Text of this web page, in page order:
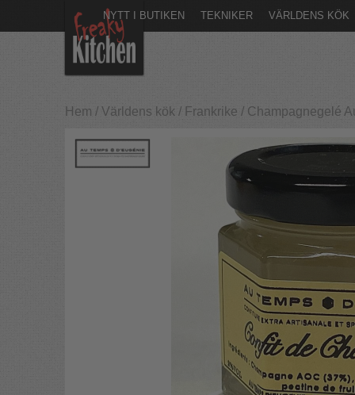
NYTT I BUTIKEN TEKNIKER VÄRLDENS KÖK
Hem / Världens kök / Frankrike / Champagnegelé